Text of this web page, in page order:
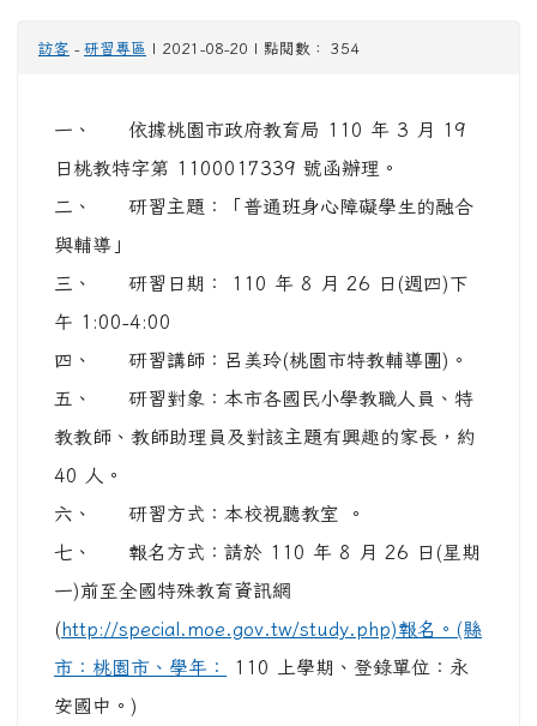
訪客 - 研習專區 | 2021-08-20 | 點閱數： 354
一、 依據桃園市政府教育局 110 年 3 月 19
日桃教特字第 1100017339 號函辦理。
二、 研習主題：「普通班身心障礙學生的融合
與輔導」
三、 研習日期： 110 年 8 月 26 日(週四)下
午 1:00-4:00
四、 研習講師：呂美玲(桃園市特教輔導團)。
五、 研習對象：本市各國民小學教職人員、特
教教師、教師助理員及對該主題有興趣的家長，約
40 人。
六、 研習方式：本校視聽教室 。
七、 報名方式：請於 110 年 8 月 26 日(星期
一)前至全國特殊教育資訊網
(http://special.moe.gov.tw/study.php)報名。(縣
市：桃園市、學年：
110 上學期、登錄單位：永
安國中。)